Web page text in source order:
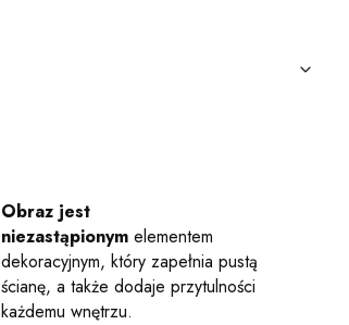
Obraz jest
niezastąpionym elementem
dekoracyjnym, który zapełnia pustą
ścianę, a także dodaje przytulności
każdemu wnętrzu.